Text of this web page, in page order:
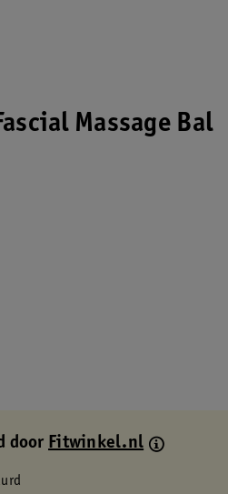
Massage Bal
doorFitwinkel.nl